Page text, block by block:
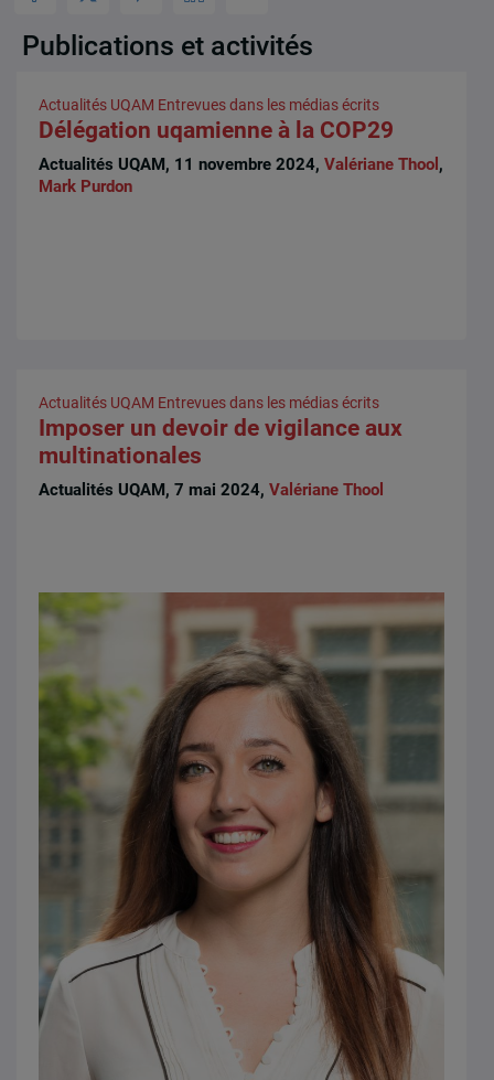
Publications et activités
Actualités UQAM Entrevues dans les médias écrits
Délégation uqamienne à la COP29
Actualités UQAM, 11 novembre 2024,Valériane Thool ,
Mark Purdon
Actualités UQAM Entrevues dans les médias écrits
Imposer un devoir de vigilance aux
multinationales
Actualités UQAM, 7 mai 2024,Valériane Thool